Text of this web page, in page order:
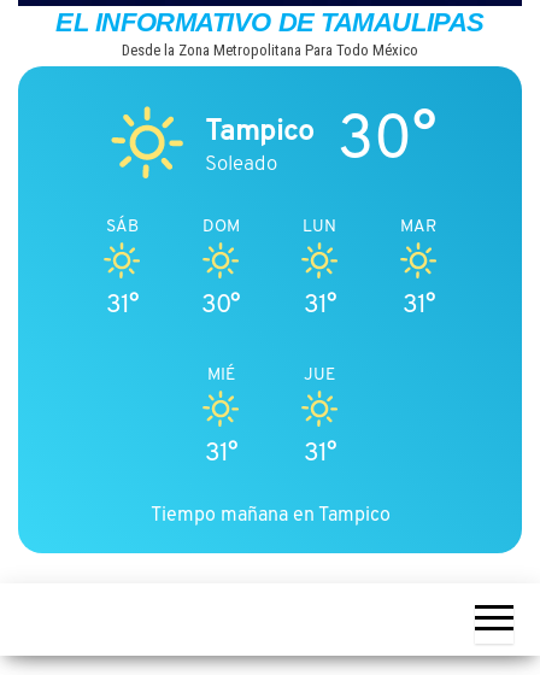
EL INFORMATIVO DE TAMAULIPAS
Desde la Zona Metropolitana Para Todo México
Tampico
Soleado 30°
SÁB
31°
DOM
30°
LUN
31°
MAR
31°
MIÉ
31°
JUE
31°
Tiempo mañana en Tampico